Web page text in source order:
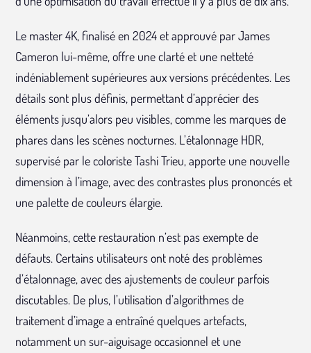
Le master 4K, finalisé en 2024 et approuvé par James
Cameron lui-même, offre une clarté et une netteté
indéniablement supérieures aux versions précédentes. Les
détails sont plus définis, permettant d’apprécier des
éléments jusqu’alors peu visibles, comme les marques de
phares dans les scènes nocturnes. L’étalonnage HDR,
supervisé par le coloriste Tashi Trieu, apporte une nouvelle
dimension à l’image, avec des contrastes plus prononcés et
une palette de couleurs élargie.
Néanmoins, cette restauration n’est pas exempte de
défauts. Certains utilisateurs ont noté des problèmes
d’étalonnage, avec des ajustements de couleur parfois
discutables. De plus, l’utilisation d’algorithmes de
traitement d’image a entraîné quelques artefacts,
notamment un sur-aiguisage occasionnel et une